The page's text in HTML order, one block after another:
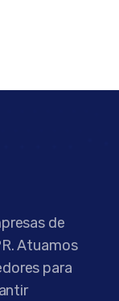
de
Atuamos
para